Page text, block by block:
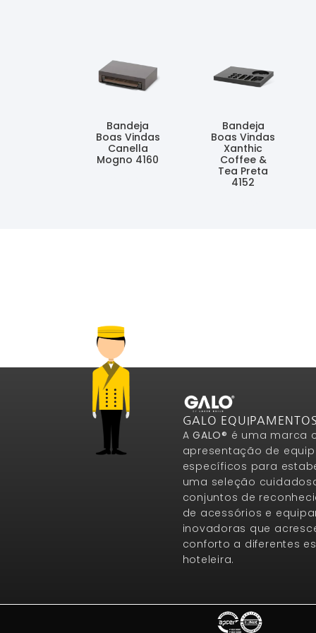
Bandeja
Boas Vindas
Canella
Mogno 4160
Bandeja
Boas Vindas
Xanthic
Coffee &
Tea Preta
4152
GALO
AGALO® é uma marca
apresentação de
específicos para
uma seleção
conjuntos de
de acessórios e
inovadoras que
conforto a diferentes
hoteleira.